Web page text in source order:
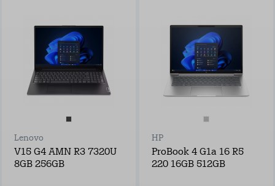
Lenovo
V15 G4 AMN R3 7320U
8GB 256GB
HP
ProBook 4 G1a 16 R5
220 16GB 512GB